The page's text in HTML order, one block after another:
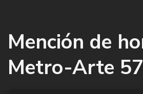
Mención de
Metro-Arte 57